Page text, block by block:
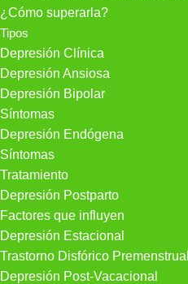
¿Cómo superarla?
Tipos
Depresión Clínica
Depresión Ansiosa
Depresión Bipolar
Síntomas
Depresión Endógena
Síntomas
Tratamiento
Depresión Postparto
Factores que influyen
Depresión Estacional
Trastorno Disfórico Premenstrual
Depresión Post-Vacacional